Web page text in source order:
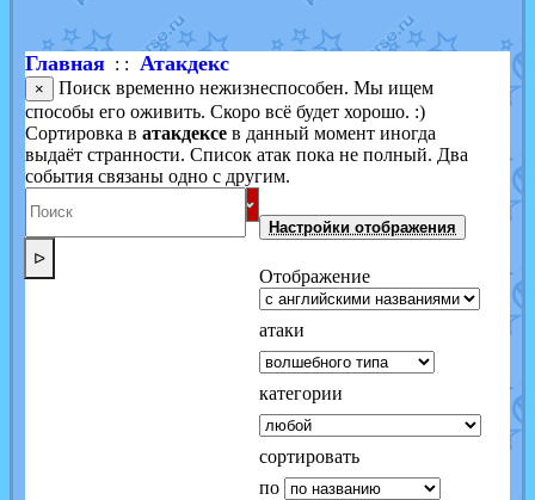
Главная: : Атакдекс
×
Поиск временно нежизнеспособен. Мы ищем
способы его оживить. Скоро всё будет хорошо. :)
Сортировка в атакдексев данный момент иногда
выдаёт странности. Список атак пока не полный. Два
события связаны одно с другим.
ᐅ
Настройки отображения
Отображение
атаки
категории
сортировать
по